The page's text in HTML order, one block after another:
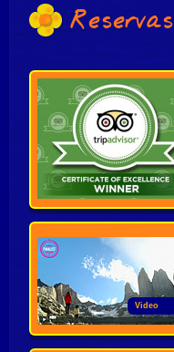
Reservas
Video